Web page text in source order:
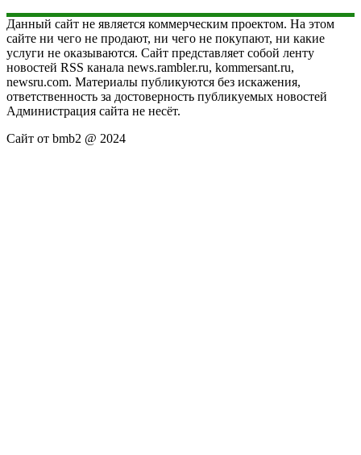
Данный сайт не является коммерческим проектом. На этом
сайте ни чего не продают, ни чего не покупают, ни какие
услуги не оказываются. Сайт представляет собой ленту
новостей RSS канала news.rambler.ru, kommersant.ru,
newsru.com. Материалы публикуются без искажения,
ответственность за достоверность публикуемых новостей
Администрация сайта не несёт.
Сайт от bmb2 @ 2024